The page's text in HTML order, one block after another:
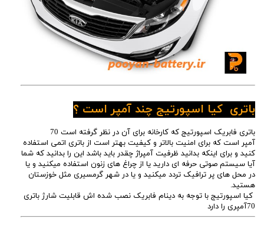
باتری کیا اسپورتیج چند آمپر است ؟
باتری فابریک اسپورتیج که کارخانه برای آن در نظر گرفته است 70
آمپر است که برای امنیت بالاتر و کیفیت بهتر است از باتری اتمی استفاده
کنید و برای اینکه بدانید ظرفیت آمپراژ چقدر باید باشد این را بدانید که شما
آیا سیستم صوتی حرفه ای دارید یا از چراغ های زنون استفاده میکنید و یا
در محل های پر ترافیک تردد میکنید و یا در شهر گرمسیری مثل خوزستان
هستید.
کیا اسپورتیج با توجه به دینام فابریک نصب شده اش قابلیت شارژ باتری
70آمپری را دارد